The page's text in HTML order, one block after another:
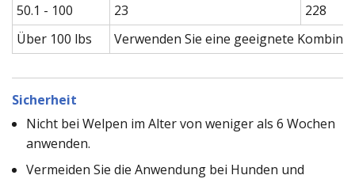
50.1 - 100
23
228
Über 100 lbs
Verwenden Sie eine geeignete
Sicherheit
Nicht bei Welpen im Alter von weniger als 6 Wochen
anwenden.
Vermeiden Sie die Anwendung bei Hunden und